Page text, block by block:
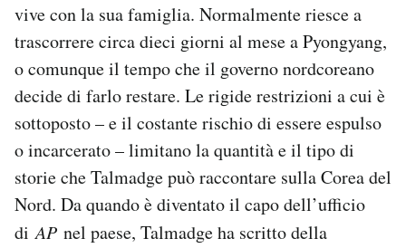
vive con la sua famiglia. Normalmente riesce a
trascorrere circa dieci giorni al mese a Pyongyang,
o comunque il tempo che il governo nordcoreano
decide di farlo restare. Le rigide restrizioni a cui è
sottoposto – e il costante rischio di essere espulso
o incarcerato – limitano la quantità e il tipo di
storie che Talmadge può raccontare sulla Corea del
Nord. Da quando è diventato il capo dell’ufficio
diAP nel paese, Talmadge ha scritto della